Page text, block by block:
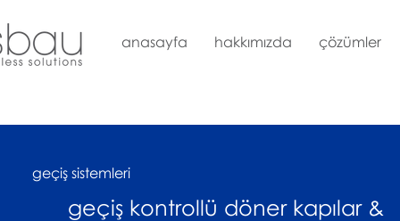
anasayfa hakkımızda çözümler
geçiş sistemleri
geçiş kontrollü döner kapılar &